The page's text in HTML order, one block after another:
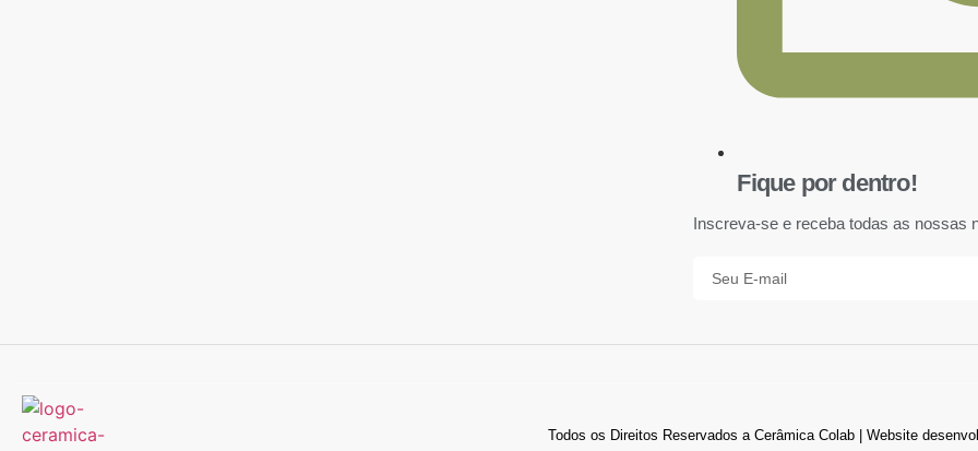
Fique por dentro!
Inscreva-se e receba todas as nossas
Todos os Direitos Reservados a Cerâmica Colab | Website